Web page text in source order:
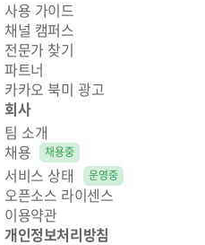
사용 가이드
채널 캠퍼스
전문가 찾기
파트너
카카오 북미 광고
회사
팀 소개
채용
채용중
서비스 상태 운영중
오픈소스 라이센스
이용약관
개인정보처리방침